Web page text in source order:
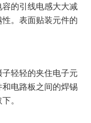
的引线电感大大减
。表面贴装元件的
轻轻的夹住电子元
电路板之间的焊锡
。